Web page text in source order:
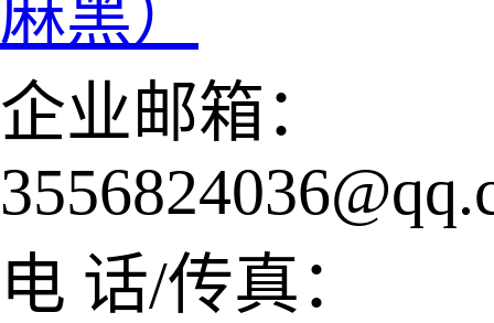
麻黑）
企业邮箱：
电 话/传真：